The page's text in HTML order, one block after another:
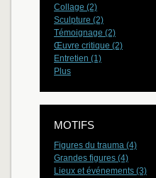
Collage (2)
Sculpture (2)
Témoignage (2)
Œuvre critique (2)
Entretien (1)
Plus
MOTIFS
Figures du trauma (4)
Grandes figures (4)
Lieux et événements (3)